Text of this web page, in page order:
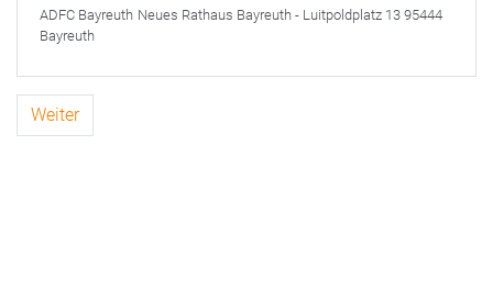
ADFC Bayreuth Neues Rathaus Bayreuth - Luitpoldplatz 13 95444
Bayreuth
Weiter